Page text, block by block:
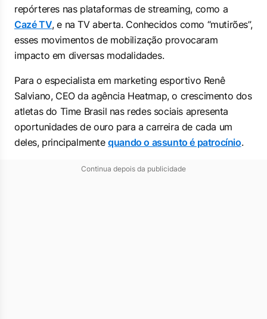
repórteres nas plataformas de streaming, como a
Cazé TV, e na TV aberta. Conhecidos como “mutirões”,
esses movimentos de mobilização provocaram
impacto em diversas modalidades.
Para o especialista em marketing esportivo Renê
Salviano, CEO da agência Heatmap, o crescimento dos
atletas do Time Brasil nas redes sociais apresenta
oportunidades de ouro para a carreira de cada um
deles, principalmentequando o assunto é patrocínio.
Continua depois da publicidade